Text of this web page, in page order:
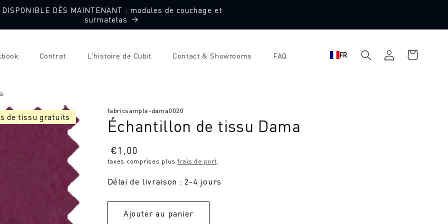
DISPONIBLE DÈS MAINTENANT : modules de couchage et
surmatelas
Contrat L'histoire de Cubit Contact & Showrooms FAQ FR
connecter
Panier
d'achat
de tissu gratuits
SKU
fabricsample-dama0020
Échantillon de tissu Dama
Prix
normal
€1,00
taxes comprises plus frais de port.
Délai de livraison : 2-4 jours
Ajouter au panier